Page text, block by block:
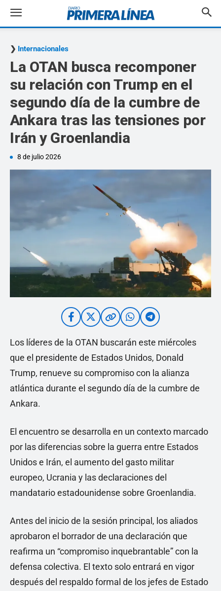
Internacionales
La OTAN busca recomponer
su relación con Trump en el
segundo día de la cumbre de
Ankara tras las tensiones por
Irán y Groenlandia
8 de julio 2026
Los líderes de la OTAN buscarán este miércoles
que el presidente de Estados Unidos, Donald
Trump, renueve su compromiso con la alianza
atlántica durante el segundo día de la cumbre de
Ankara.
El encuentro se desarrolla en un contexto marcado
por las diferencias sobre la guerra entre Estados
Unidos e Irán, el aumento del gasto militar
europeo, Ucrania y las declaraciones del
mandatario estadounidense sobre Groenlandia.
Antes del inicio de la sesión principal, los aliados
aprobaron el borrador de una declaración que
reafirma un “compromiso inquebrantable” con la
defensa colectiva. El texto solo entrará en vigor
después del respaldo formal de los jefes de Estado